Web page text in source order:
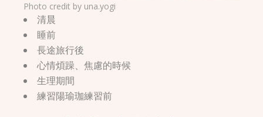
Photo credit by una.yogi
清晨
睡前
長途旅行後
心情煩躁、焦慮的時候
生理期間
練習陽瑜珈練習前